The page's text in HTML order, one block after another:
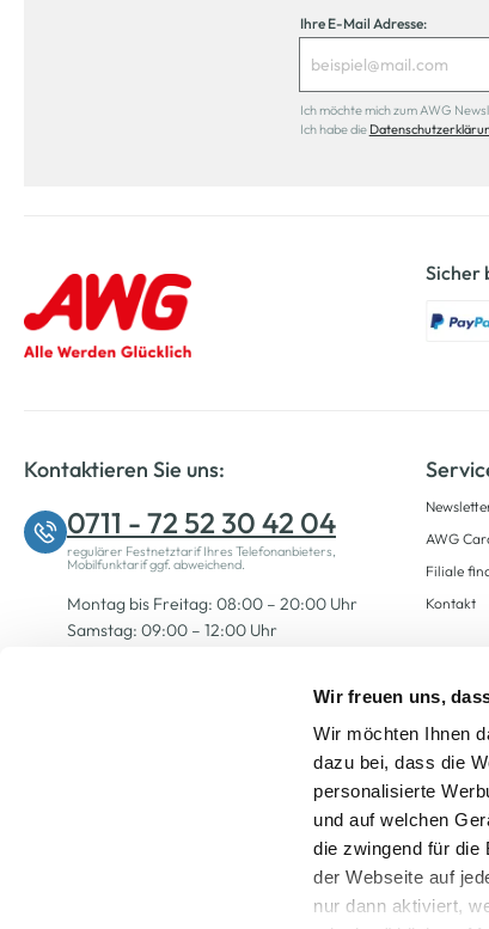
Wir freuen uns,
Wir möchten Ihnen
dazu bei, dass die
personalisierte
und auf welchen
die zwingend für die
der Webseite auf
nur dann aktiviert,
Ihre E-Mail Adresse:
Ich möchte mich zum AWG
Ich habe die
Sicher
Kontaktieren Sie uns:
0711 - 72 52 30 42 04
regulärer Festnetztarif Ihres Telefonanbieters,
Mobilfunktarif ggf. abweichend.
Montag bis Freitag: 08:00 – 20:00 Uhr
Samstag: 09:00 – 12:00 Uhr
AWG
Filiale
Kontakt
Alle Preise